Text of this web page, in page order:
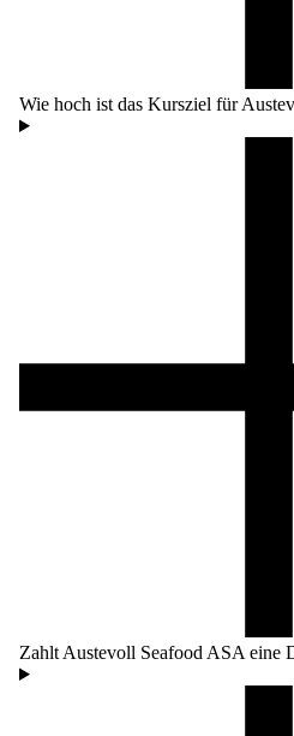
Wie hoch ist das Kursziel für
Zahlt Austevoll Seafood ASA eine